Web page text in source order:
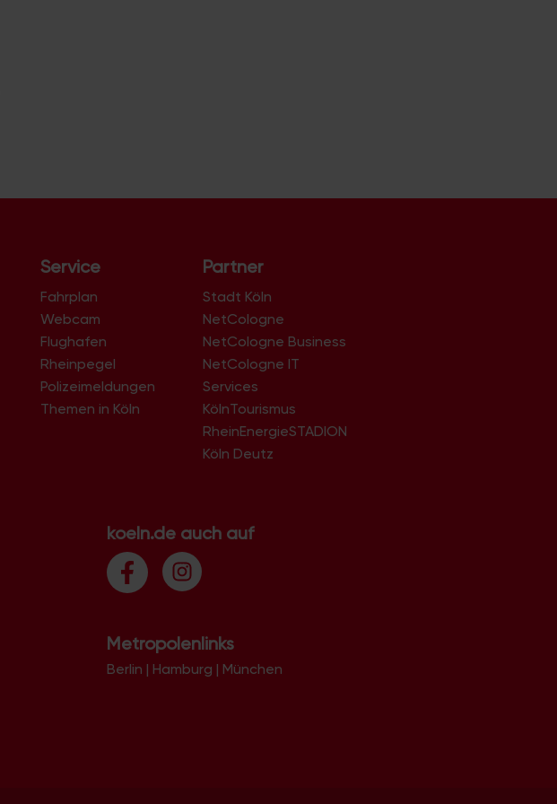
Service
Fahrplan
Webcam
Flughafen
Rheinpegel
Polizeimeldungen
Themen in Köln
Partner
Stadt Köln
NetCologne
NetCologne Business
NetCologne IT
Services
KölnTourismus
RheinEnergieSTADION
Köln Deutz
koeln.de auch auf
Metropolenlinks
Berlin | Hamburg | München